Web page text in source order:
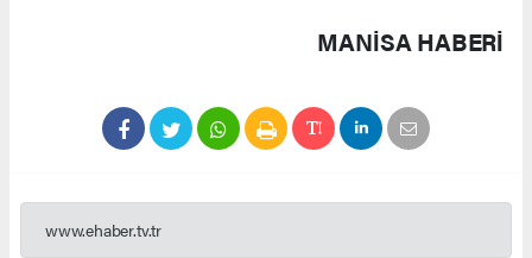
MANISA HABERİ
www.ehaber.tv.tr